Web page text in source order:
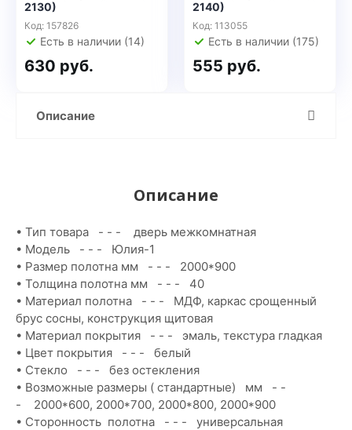
2130)
Код: 157826
Есть в наличии (14)
630 руб.
2140)
Код: 113055
Есть в наличии (175)
555 руб.
Описание
Описание
• Тип товара - - - дверь межкомнатная
• Модель - - - Юлия-1
• Размер полотна мм - - - 2000*900
• Толщина полотна мм - - - 40
• Материал полотна - - - МДФ, каркас срощенный
брус сосны, конструкция щитовая
• Материал покрытия - - - эмаль, текстура гладкая
• Цвет покрытия - - - белый
• Стекло - - - без остекления
• Возможные размеры ( стандартные) мм - -
- 2000*600, 2000*700, 2000*800, 2000*900
• Сторонность полотна - - - универсальная